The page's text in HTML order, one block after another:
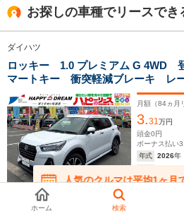
サイズ
全高
1.83m～1.92m
全幅
1.58m～1.78m
3.66m～4.1m
ホイールベース
-m
お探しの車種でリースでき
ダイハツ
ロッキー 1.0 プレミアム G 4WD
マートキー 衝突軽減ブレーキ レ
ト オートライト ADB オートエ
ター ACC ステアリングスイッチ
ー フォグライト前後 純正17インチ
月額（84ヵ月
3.31 万円
頭金0円
ボーナス払い
年式
2026年
保証
保証付
富山県
人気のクルマは平均1ヶ月
在庫が無くなる前にお問い合わ
ホーム 検索